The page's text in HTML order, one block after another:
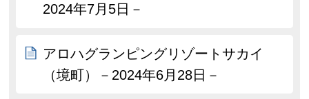
2024年7月5日－
アロハグランピングリゾートサカイ
（境町）－2024年6月28日－